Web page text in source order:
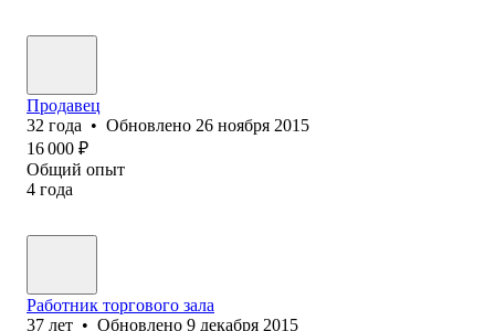
Продавец
32 года • Обновлено 26 ноября 2015
16 000 ₽
Общий опыт
4 года
Работник торгового зала
37 лет • Обновлено 9 декабря 2015